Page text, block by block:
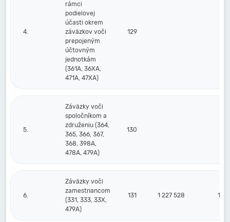
4.
rámci
podielovej
účasti okrem
záväzkov voči
prepojeným
účtovným
jednotkám
(361A, 36XA,
471A, 47XA)
129
5.
Záväzky voči
spoločníkom a
združeniu (364,
365, 366, 367,
368, 398A,
478A, 479A)
130
6.
Záväzky voči
zamestnancom
(331, 333, 33X,
479A)
131 1 227 528 1